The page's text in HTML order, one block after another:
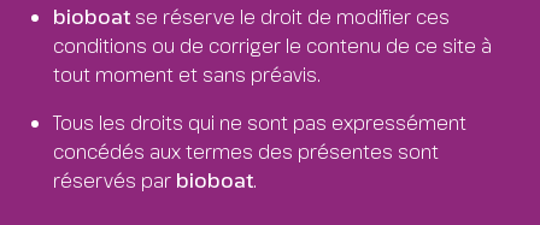
bioboat se réserve le droit de modifier ces
conditions ou de corriger le contenu de ce site à
tout moment et sans préavis.
Tous les droits qui ne sont pas expressément
concédés aux termes des présentes sont
réservés par bioboat.